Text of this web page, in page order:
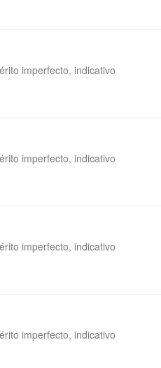
imperfecto, indicativo
imperfecto, indicativo
imperfecto, indicativo
imperfecto, indicativo